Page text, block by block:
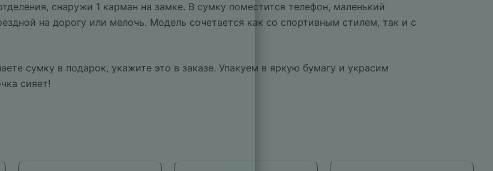
снаружи 1 карман на замке. В сумку поместится телефон, маленький
на дорогу или мелочь. Модель сочетается как со спортивным стилем, так и с
сумку в подарок, укажите это в заказе. Упакуем в яркую бумагу и украсим
сияет!